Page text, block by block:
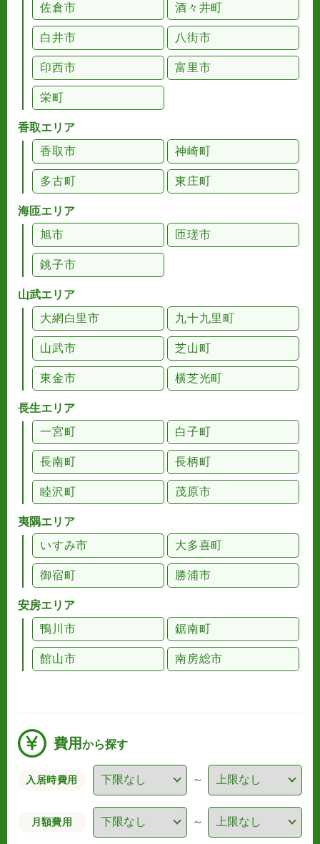
佐倉市 酒々井町
白井市 八街市
印西市 富里市
栄町
香取エリア
香取市
神崎町
多古町 東庄町
海匝エリア
旭市
匝瑳市
銚子市
山武エリア
大網白里市
九十九里町
山武市 芝山町
東金市 横芝光町
長生エリア
一宮町
白子町
長南町 長柄町
睦沢町 茂原市
夷隅エリア
いすみ市
大多喜町
御宿町 勝浦市
安房エリア
鴨川市
鋸南町
館山市 南房総市
費用から探す
入居時費用 ～
月額費用 ～